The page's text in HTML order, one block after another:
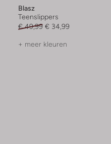
Blasz
Teenslippers
€ 49,99 € 34,99
+ meer kleuren